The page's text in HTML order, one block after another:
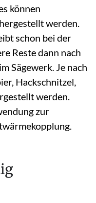
können
werden.
schon bei der
Reste dann nach
Sägewerk. Je nach
Hackschnitzel,
werden.
zur